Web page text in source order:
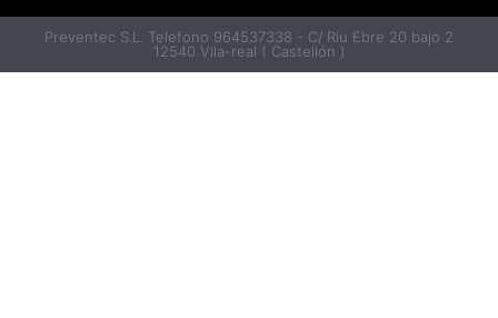
Preventec S.L. Telefono 964537338 - C/ Riu Ebre 20 bajo 2
12540 Vila-real ( Castellón )